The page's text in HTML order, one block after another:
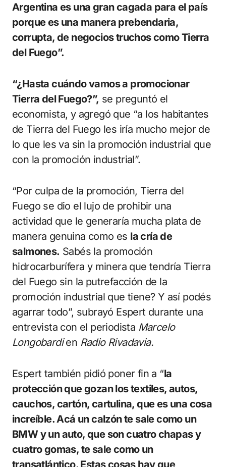
Argentina es una gran cagada para el país
porque es una manera prebendaria,
corrupta, de negocios truchos como Tierra
del Fuego”.
“¿Hasta cuándo vamos a promocionar
Tierra del Fuego?”, se preguntó el
economista, y agregó que “a los habitantes
de Tierra del Fuego les iría mucho mejor de
lo que les va sin la promoción industrial que
con la promoción industrial”.
“Por culpa de la promoción, Tierra del
Fuego se dio el lujo de prohibir una
actividad que le generaría mucha plata de
manera genuina como es la cría de
salmones. Sabés la promoción
hidrocarburífera y minera que tendría Tierra
del Fuego sin la putrefacción de la
promoción industrial que tiene? Y así podés
agarrar todo”, subrayó Espert durante una
entrevista con el periodista Marcelo
Longobardien Radio Rivadavia.
Espert también pidió poner fin a “la
protección que gozan los textiles, autos,
cauchos, cartón, cartulina, que es una cosa
increíble. Acá un calzón te sale como un
BMW y un auto, que son cuatro chapas y
cuatro gomas, te sale como un
transatlántico. Estas cosas hay que